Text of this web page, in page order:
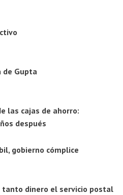
de Gupta
las cajas de ahorro:
después
gobierno cómplice
tanto dinero el servicio postal